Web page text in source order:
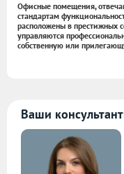
Офисные помещения,
стандартам
расположены в престижных
управляются
собственную или
Ваши